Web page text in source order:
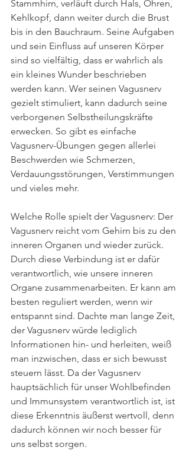
Stammhirn, verläuft durch Hals, Ohren,
Kehlkopf, dann weiter durch die Brust
bis in den Bauchraum. Seine Aufgaben
und sein Einfluss auf unseren Körper
sind so vielfältig, dass er wahrlich als
ein kleines Wunder beschrieben
werden kann. Wer seinen Vagusnerv
gezielt stimuliert, kann dadurch seine
verborgenen Selbstheilungskräfte
erwecken. So gibt es einfache
Vagusnerv-Übungen gegen allerlei
Beschwerden wie Schmerzen,
Verdauungsstörungen, Verstimmungen
und vieles mehr.
Welche Rolle spielt der Vagusnerv: Der
Vagusnerv reicht vom Gehirn bis zu den
inneren Organen und wieder zurück.
Durch diese Verbindung ist er dafür
verantwortlich, wie unsere inneren
Organe zusammenarbeiten. Er kann am
besten reguliert werden, wenn wir
entspannt sind. Dachte man lange Zeit,
der Vagusnerv würde lediglich
Informationen hin- und herleiten, weiß
man inzwischen, dass er sich bewusst
steuern lässt. Da der Vagusnerv
hauptsächlich für unser Wohlbefinden
und Immunsystem verantwortlich ist, ist
diese Erkenntnis äußerst wertvoll, denn
dadurch können wir noch besser für
uns selbst sorgen.